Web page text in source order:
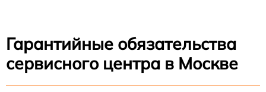
Гарантийные обязательства
сервисного центра в Москве